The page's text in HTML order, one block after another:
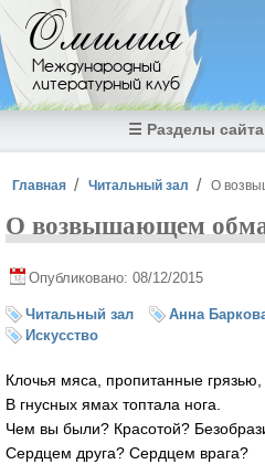
Перейти к основному содержанию
Омилия
Международный
литературный клуб
☰ Разделы сайта
Вы здесь
Главная Читальный зал О
О возвышающем
Опубликовано: 08/12/2015
Читальный зал Анна
Искусство
Клочья мяса, пропитанные грязью,
В гнусных ямах топтала нога.
Чем вы были? Красотой?
Сердцем друга? Сердцем врага?